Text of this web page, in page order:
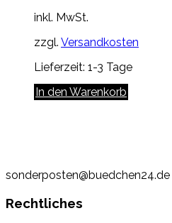
ist:
inkl. MwSt.
zzgl. Versandkosten
Lieferzeit: 1-3 Tage
In den Warenkorb
sonderposten@buedchen24.de
Rechtliches